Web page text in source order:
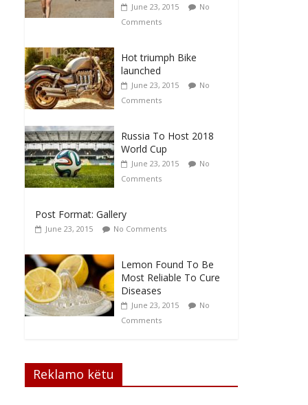
June 23, 2015
No
Comments
Hot triumph Bike
launched
June 23, 2015
No
Comments
Russia To Host 2018
World Cup
June 23, 2015
No
Comments
Post Format: Gallery
June 23, 2015 No Comments
Lemon Found To Be
Most Reliable To Cure
Diseases
June 23, 2015
No
Comments
Reklamo këtu